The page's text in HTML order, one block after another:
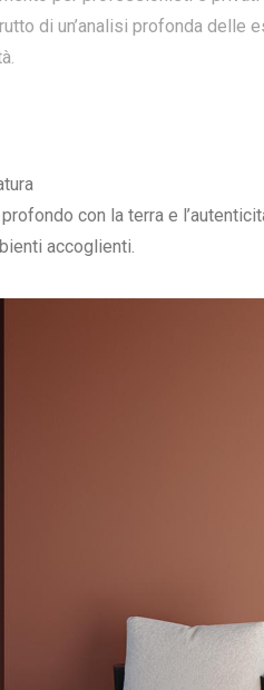
di un’analisi profonda
con la terra e
accoglienti.